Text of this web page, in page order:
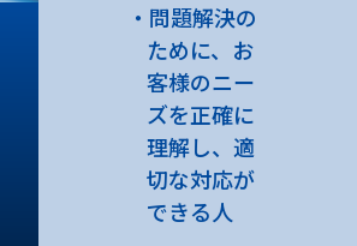
問題解決の
ために、お
客様のニー
ズを正確に
理解し、適
切な対応が
できる人